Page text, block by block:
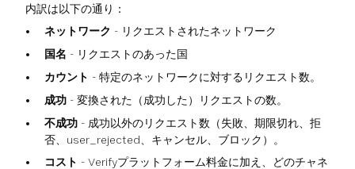
内訳は以下の通り：
ネットワーク - リクエストされたネットワーク
国名 - リクエストのあった国
カウント - 特定のネットワークに対するリクエスト数。
成功 - 変換された（成功した）リクエストの数。
不成功 - 成功以外のリクエスト数（失敗、期限切れ、拒
否、user_rejected、キャンセル、ブロック）。
コスト - Verifyプラットフォーム料金に加え、どのチャネ